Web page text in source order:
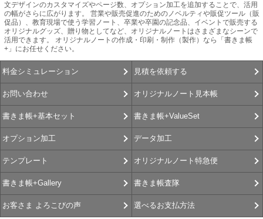
文デザインのカスタマイズやページ数、オプション加工を追加することで、活用
の幅がさらに広がります。 営業や販売促進のためのノベルティや販促ツール（販
促品）、教育現場で使う学習ノート、卒業や卒園の記念品、イベントで販売する
オリジナルグッズ、贈り物としてなど、オリジナルノートはさまざまなシーンで
活用できます。 オリジナルノートの作成・印刷・制作（製作）なら「書きま帳
+」にお任せください。
料金シミュレーション 見積を依頼する
お問い合わせ オリジナルノート見本帳
書きま帳+基本セット 書きま帳+ValueSet
オプション加工 データ加工
テンプレート オリジナルノート特急便
書きま帳+Gallery 書きま帳査隊
お客さま よろこびの声 選べるお支払方法